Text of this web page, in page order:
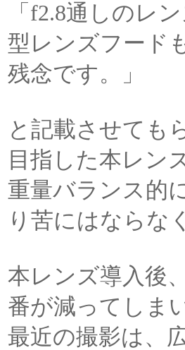
「f2.8通しのレ
型レンズフード
残念です。」
と記載させても
目指した本レン
重量バランス的
り苦にはならな
本レンズ導入後
番が減ってしま
最近の撮影は、